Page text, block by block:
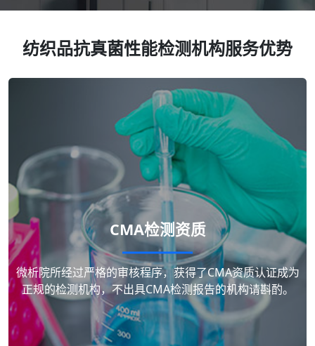
纺织品抗真菌性能检测机构服务优势
CMA检测资质
微析院所经过严格的审核程序，获得了CMA资质认证成为
正规的检测机构，不出具CMA检测报告的机构请斟酌。